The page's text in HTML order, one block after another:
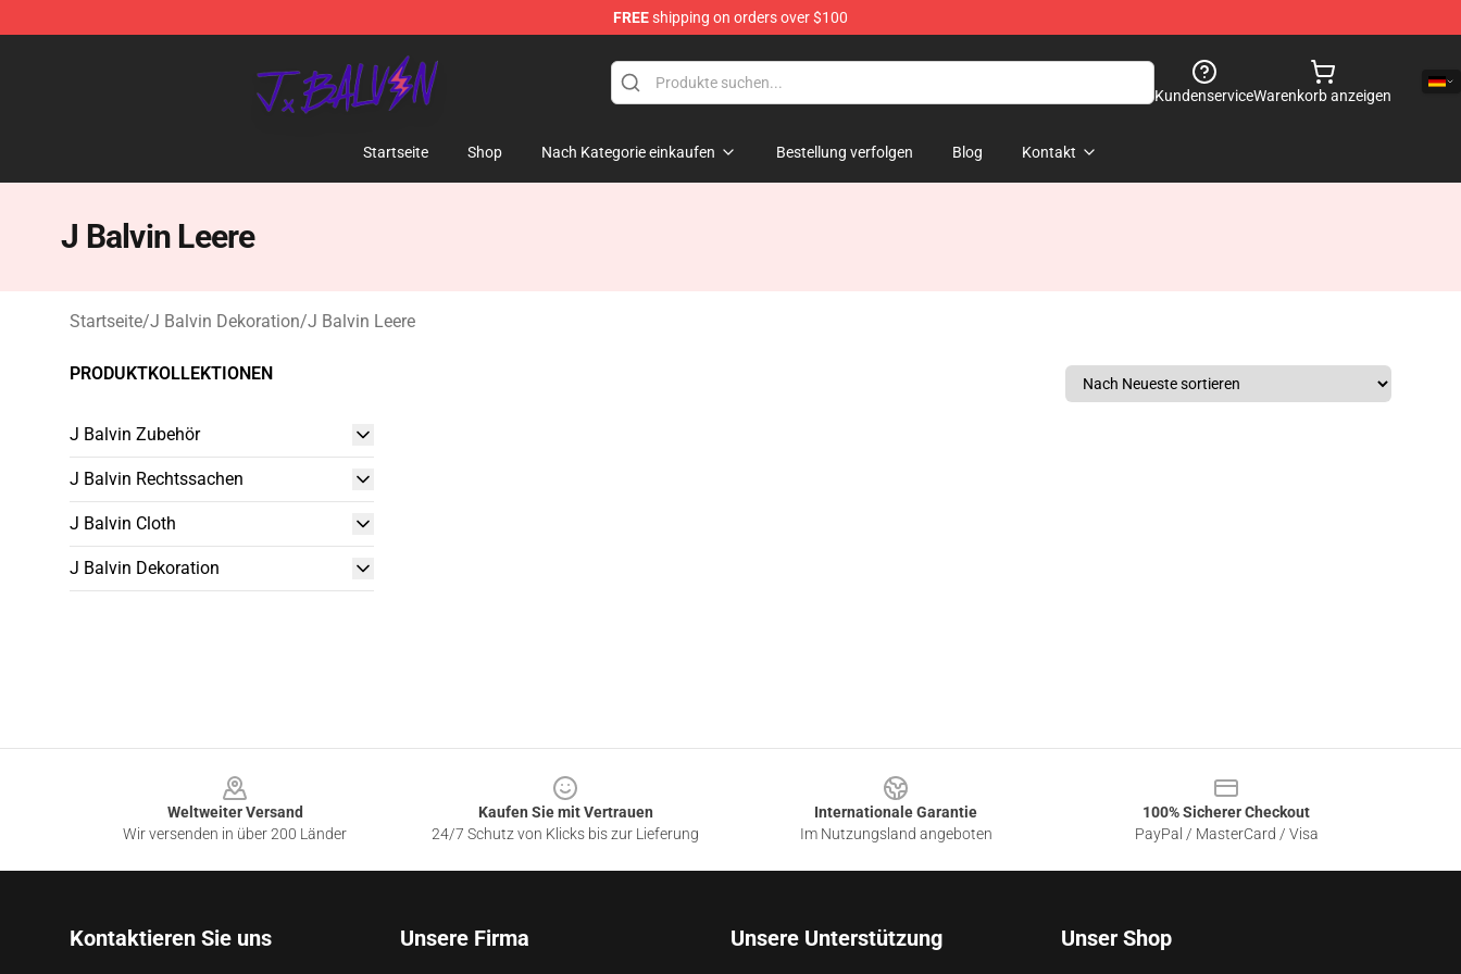
FREEshipping on orders over $100
J Balvin Store - Official J Balvin Merchandise Shop
KundenserviceWarenkorb anzeigen
Startseite Shop Nach Kategorie einkaufen Bestellung verfolgen Blog Kontakt
J Balvin Leere
Startseite/J Balvin Dekoration/J Balvin Leere
PRODUKTKOLLEKTIONEN
J Balvin Zubehör
J Balvin Rechtssachen
J Balvin Cloth
J Balvin Dekoration
Weltweiter Versand
Wir versenden in über 200 Länder
Kaufen Sie mit Vertrauen
24/7 Schutz von Klicks bis zur Lieferung
Internationale Garantie
Im Nutzungsland angeboten
100% Sicherer Checkout
PayPal / MasterCard / Visa
Kontaktieren Sie uns Unsere Firma Unsere Unterstützung Unser Shop